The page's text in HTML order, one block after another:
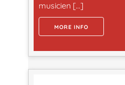
musicien […]
MORE INFO